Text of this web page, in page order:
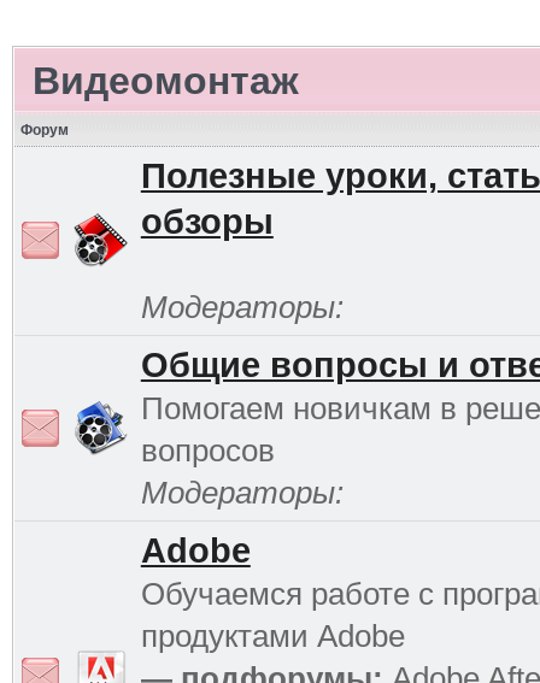
Видеомонтаж
Форум
Полезные уроки,
обзоры
Модераторы:
Общие вопросы и
Помогаем новичкам в
вопросов
Модераторы:
Adobe
Обучаемся работе с
продуктами Adobe